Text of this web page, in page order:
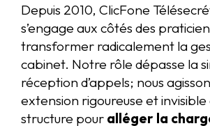
Depuis 2010, ClicFone
s’engage aux côtés des
transformer radicalement la
cabinet. Notre rôle dépasse la
réception d’appels; nous
extension rigoureuse et
structure pour alléger la